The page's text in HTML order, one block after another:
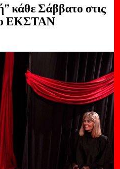
κάθε Σάββατο στις
ΕΚΣΤΑΝ